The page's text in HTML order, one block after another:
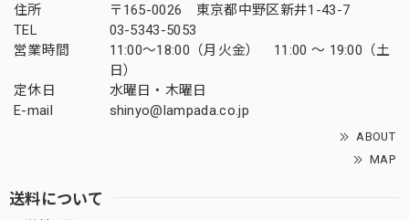
住所
〒165-0026 東京都中野区新井1-43-7
TEL
03-5343-5053
営業時間
11:00～18:00（月火金） 11:00 ～ 19:00（土
日）
定休日
水曜日・木曜日
E-mail
shinyo@lampada.co.jp
ABOUT
MAP
送料について